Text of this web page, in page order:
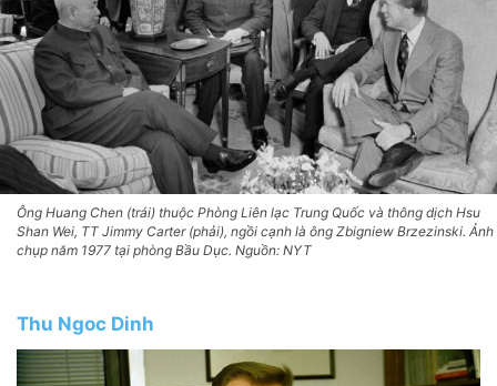
Ông Huang Chen (trái) thuộc Phòng Liên lạc Trung Quốc và thông dịch Hsu
Shan Wei, TT Jimmy Carter (phải), ngồi cạnh là ông Zbigniew Brzezinski. Ảnh
chụp năm 1977 tại phòng Bầu Dục. Nguồn: NYT
Thu Ngoc Dinh